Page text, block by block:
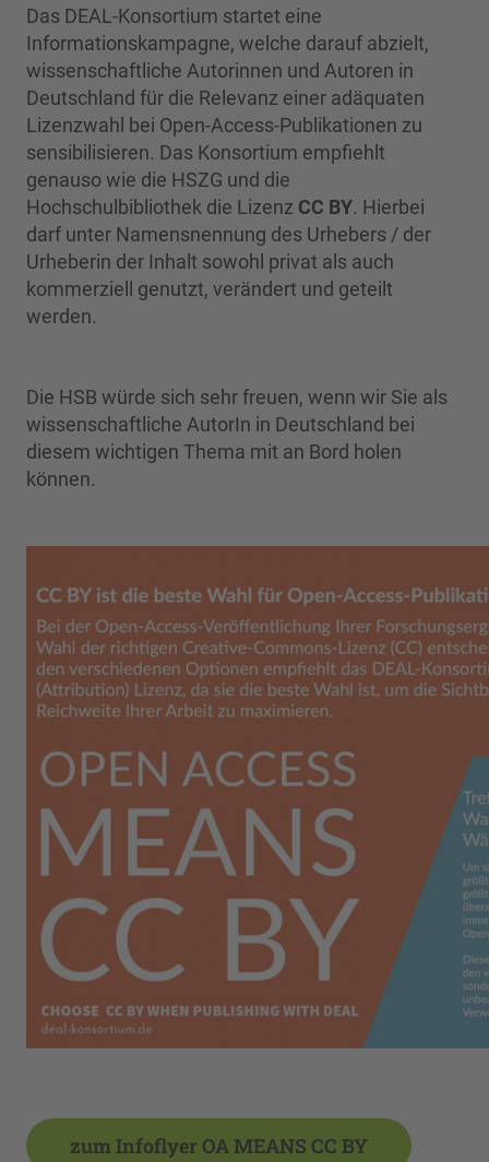
Das DEAL-Konsortium startet eine
Informationskampagne, welche darauf abzielt,
wissenschaftliche Autorinnen und Autoren in
Deutschland für die Relevanz einer adäquaten
Lizenzwahl bei Open-Access-Publikationen zu
sensibilisieren. Das Konsortium empfiehlt
genauso wie die HSZG und die
Hochschulbibliothek die Lizenz CC BY. Hierbei
darf unter Namensnennung des Urhebers / der
Urheberin der Inhalt sowohl privat als auch
kommerziell genutzt, verändert und geteilt
werden.
Die HSB würde sich sehr freuen, wenn wir Sie als
wissenschaftliche AutorIn in Deutschland bei
diesem wichtigen Thema mit an Bord holen
können.
zum Infoflyer OA MEANS CC BY